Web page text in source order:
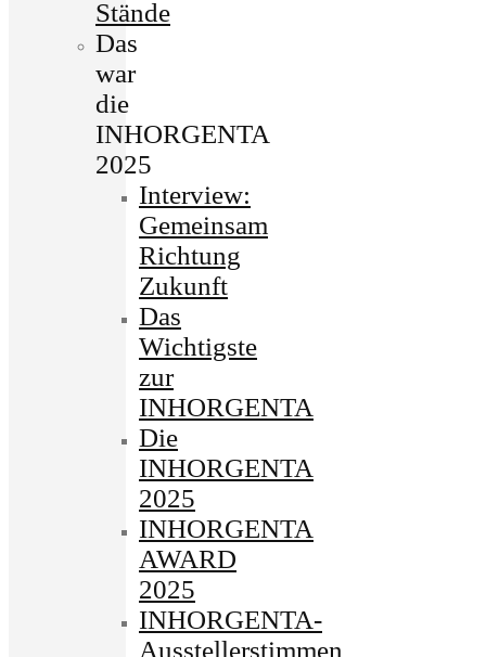
Stände
Das
war
die
INHORGENTA
2025
Interview:
Gemeinsam
Richtung
Zukunft
Das
Wichtigste
zur
INHORGENTA
Die
INHORGENTA
2025
INHORGENTA
AWARD
2025
INHORGENTA-
Ausstellerstimmen